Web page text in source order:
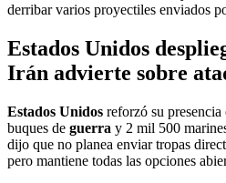
derribar varios proyectiles enviados
Estados Unidos
Irán advierte sobre
Estados Unidos reforzó su
buques de guerra y 2 mil 500
dijo que no planea enviar tropas
pero mantiene todas las opciones